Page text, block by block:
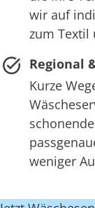
wir auf
zum Textil
Regional
Kurze
weniger